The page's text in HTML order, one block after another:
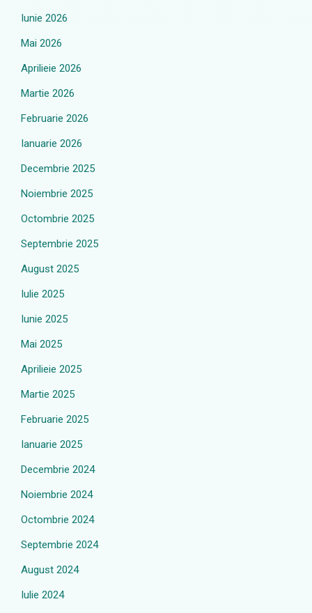
Iunie 2026
Mai 2026
Aprilieie 2026
Martie 2026
Februarie 2026
Ianuarie 2026
Decembrie 2025
Noiembrie 2025
Octombrie 2025
Septembrie 2025
August 2025
Iulie 2025
Iunie 2025
Mai 2025
Aprilieie 2025
Martie 2025
Februarie 2025
Ianuarie 2025
Decembrie 2024
Noiembrie 2024
Octombrie 2024
Septembrie 2024
August 2024
Iulie 2024